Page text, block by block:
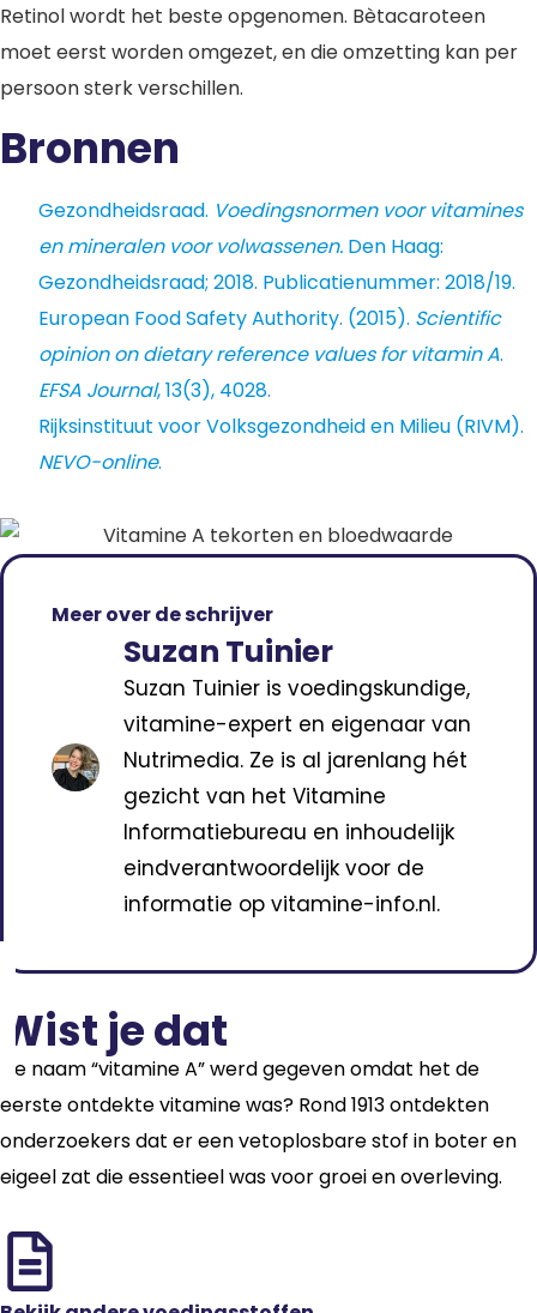
Retinol wordt het beste opgenomen. Bètacaroteen
moet eerst worden omgezet, en die omzetting kan per
persoon sterk verschillen.
Bronnen
Gezondheidsraad. Voedingsnormen voor vitamines
en mineralen voor volwassenen. Den Haag:
Gezondheidsraad; 2018. Publicatienummer: 2018/19.
European Food Safety Authority. (2015). Scientific
opinion on dietary reference values for vitamin A.
EFSA Journal, 13(3), 4028.
Rijksinstituut voor Volksgezondheid en Milieu (RIVM).
NEVO-online.
Meer over de schrijver
Suzan Tuinier
Suzan Tuinier is voedingskundige,
vitamine-expert en eigenaar van
Nutrimedia. Ze is al jarenlang hét
gezicht van het Vitamine
Informatiebureau en inhoudelijk
eindverantwoordelijk voor de
informatie op vitamine-info.nl.
Wist je dat
De naam “vitamine A” werd gegeven omdat het de
eerste ontdekte vitamine was? Rond 1913 ontdekten
onderzoekers dat er een vetoplosbare stof in boter en
eigeel zat die essentieel was voor groei en overleving.